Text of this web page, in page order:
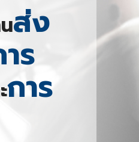
ส่ง
ร
การ